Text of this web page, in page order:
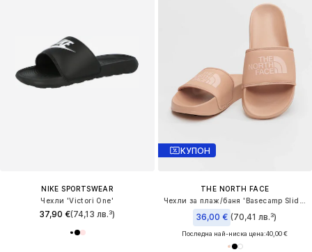
NIKE SPORTSWEAR
Чехли 'Victori One'
37,90 €(74,13 лв.³)
КУПОН
THE NORTH FACE
36,00 € (70,41 лв.³)
Последна най-ниска цена:40,00 €